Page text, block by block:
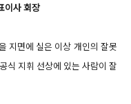
이사 회장
지면에 실은 이상 개인의 잘못
식 지휘 선상에 있는 사람이 잘